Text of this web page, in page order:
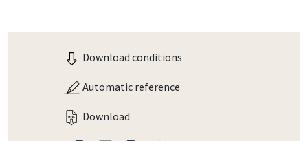
Download conditions
Automatic reference
Download